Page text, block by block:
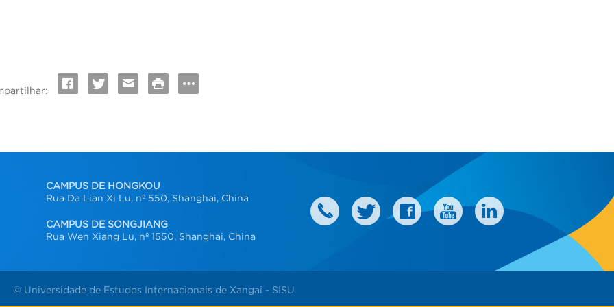
CAMPUS DE HONGKOU
Rua Da Lian Xi Lu, nº 550, Shanghai, China
CAMPUS DE SONGJIANG
Rua Wen Xiang Lu, nº 1550, Shanghai, China
© Universidade de Estudos Internacionais de Xangai - SISU